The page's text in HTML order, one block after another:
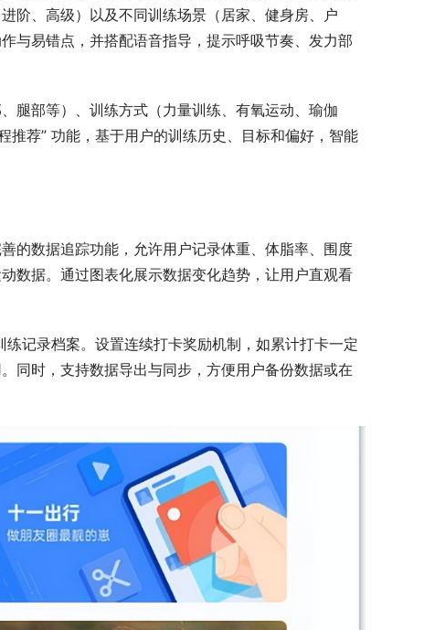
阶、高级）以及不同训练场景（居家、健身房、户
与易错点，并搭配语音指导，提示呼吸节奏、发力部
腿部等）、训练方式（力量训练、有氧运动、瑜伽
推荐” 功能，基于用户的训练历史、目标和偏好，智能
的数据追踪功能，允许用户记录体重、体脂率、围度
数据。通过图表化展示数据变化趋势，让用户直观看
记录档案。设置连续打卡奖励机制，如累计打卡一定
同时，支持数据导出与同步，方便用户备份数据或在